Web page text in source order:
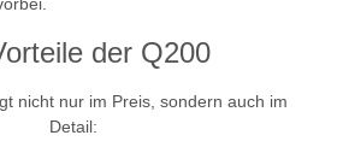
der Q200
nicht nur im Preis, sondern auch im
Detail: